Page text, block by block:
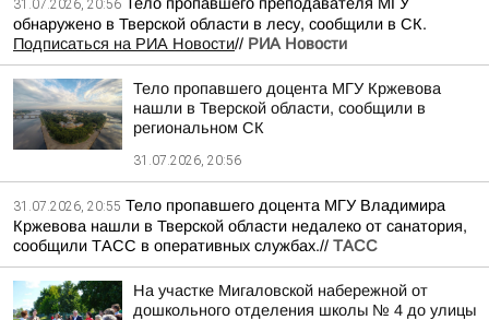
31.07.2026, 20:56
обнаружено в Тверской области в лесу, сообщили в СК.
Подписаться на РИА Новости// РИА Новости
Тело пропавшего доцента МГУ Кржевова
нашли в Тверской области, сообщили в
региональном СК
31.07.2026, 20:56
31.07.2026, 20:55 Тело пропавшего доцента МГУ Владимира
Кржевова нашли в Тверской области недалеко от санатория,
сообщили ТАСС в оперативных службах.// ТАСС
На участке Мигаловской набережной от
дошкольного отделения школы № 4 до улицы